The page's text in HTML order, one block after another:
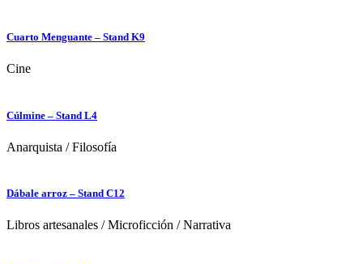
Cuarto Menguante – Stand K9
Cine
Cúlmine – Stand L4
Anarquista /Filosofía
Dábale arroz – Stand C12
Libros artesanales /Microficción /Narrativa